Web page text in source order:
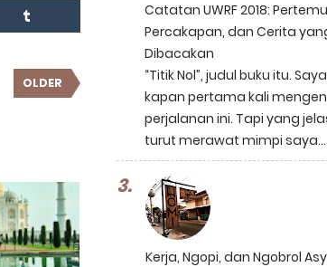
OLDER
Catatan UWRF 2018:
Percakapan, dan Cerita
Dibacakan
“Titik Nol”, judul buku itu.
kapan pertama kali
perjalanan ini. Tapi yang
turut merawat mimpi saya...
Kerja, Ngopi, dan Ngobrol